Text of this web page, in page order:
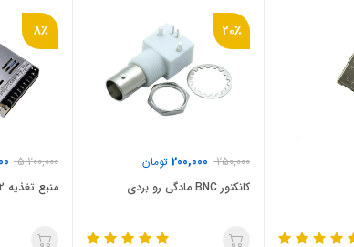
20٪
250,000
200,000 تومان
کانکتور BNC مادگی رو بردی
8٪
5,200,000
منبع تغذیه LRS-350-12